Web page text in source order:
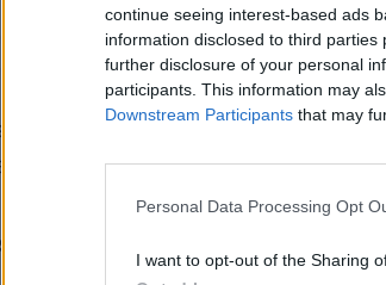
continue seeing interest-based ads
information disclosed to third
further disclosure of your personal
participants. This information may
Downstream Participants that may
Personal Data Processing Opt
I want to opt-out of the Sharing
ir Kostas Sloukas, kuris
su teisėju.
Lessortas ir Ioannis Papapetrou